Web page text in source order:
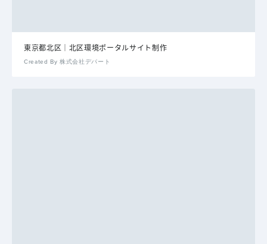
東京都北区｜北区環境ポータルサイト制作
Created By 株式会社デパート